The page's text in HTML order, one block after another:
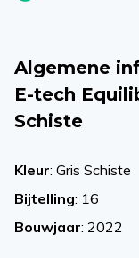
Algemene
E-tech
Schiste
Kleur: Gris Schiste
Bijtelling: 16
Bouwjaar: 2022